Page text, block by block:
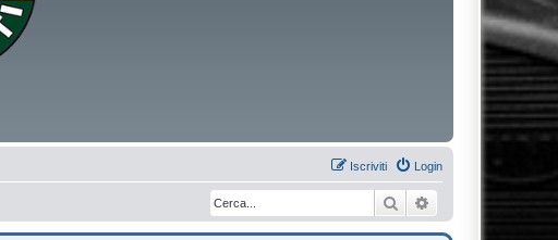
Login
Iscriviti
Cerca Ricerca avanzata